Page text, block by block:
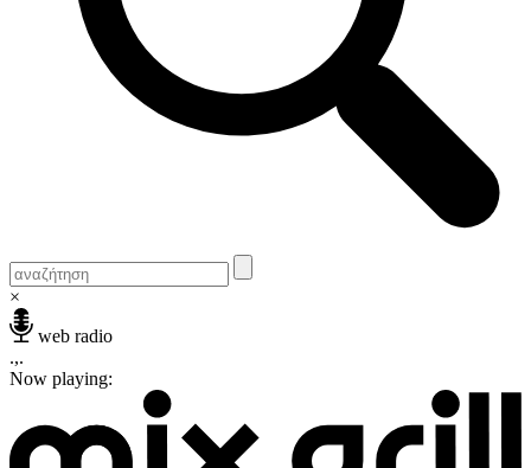
×
web radio
.,.
Now playing: